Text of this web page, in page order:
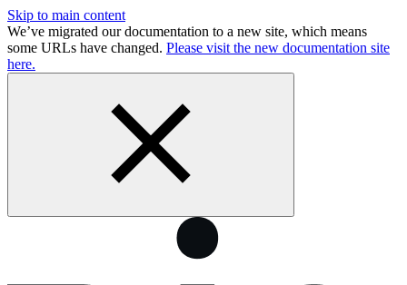
Skip to main content
We’ve migrated our documentation to a new site, which means
some URLs have changed. Please visit the new documentation site
here.